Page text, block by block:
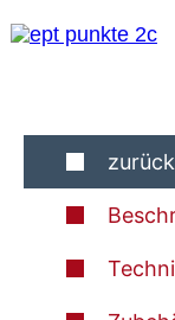
zurück